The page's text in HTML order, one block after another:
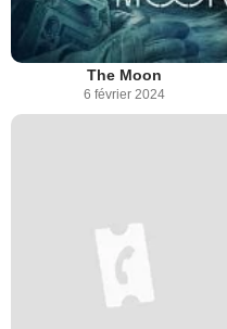
The Moon
6 février 2024